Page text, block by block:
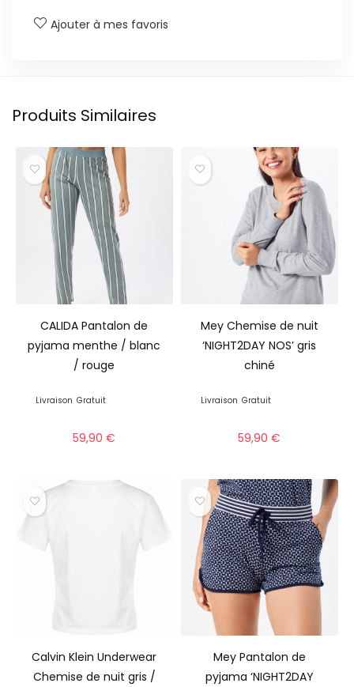
Ajouter à mes favoris
Produits Similaires
CALIDA Pantalon de
pyjama menthe / blanc
/ rouge
Livraison Gratuit
59,90€
Mey Chemise de nuit
‘NIGHT2DAY NOS’ gris
chiné
Livraison Gratuit
59,90€
Calvin Klein Underwear
Chemise de nuit gris /
Mey Pantalon de
pyjama ‘NIGHT2DAY